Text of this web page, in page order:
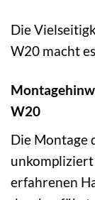
Die
W20 macht
W20
Die Montage
unkompliziert
erfahrenen